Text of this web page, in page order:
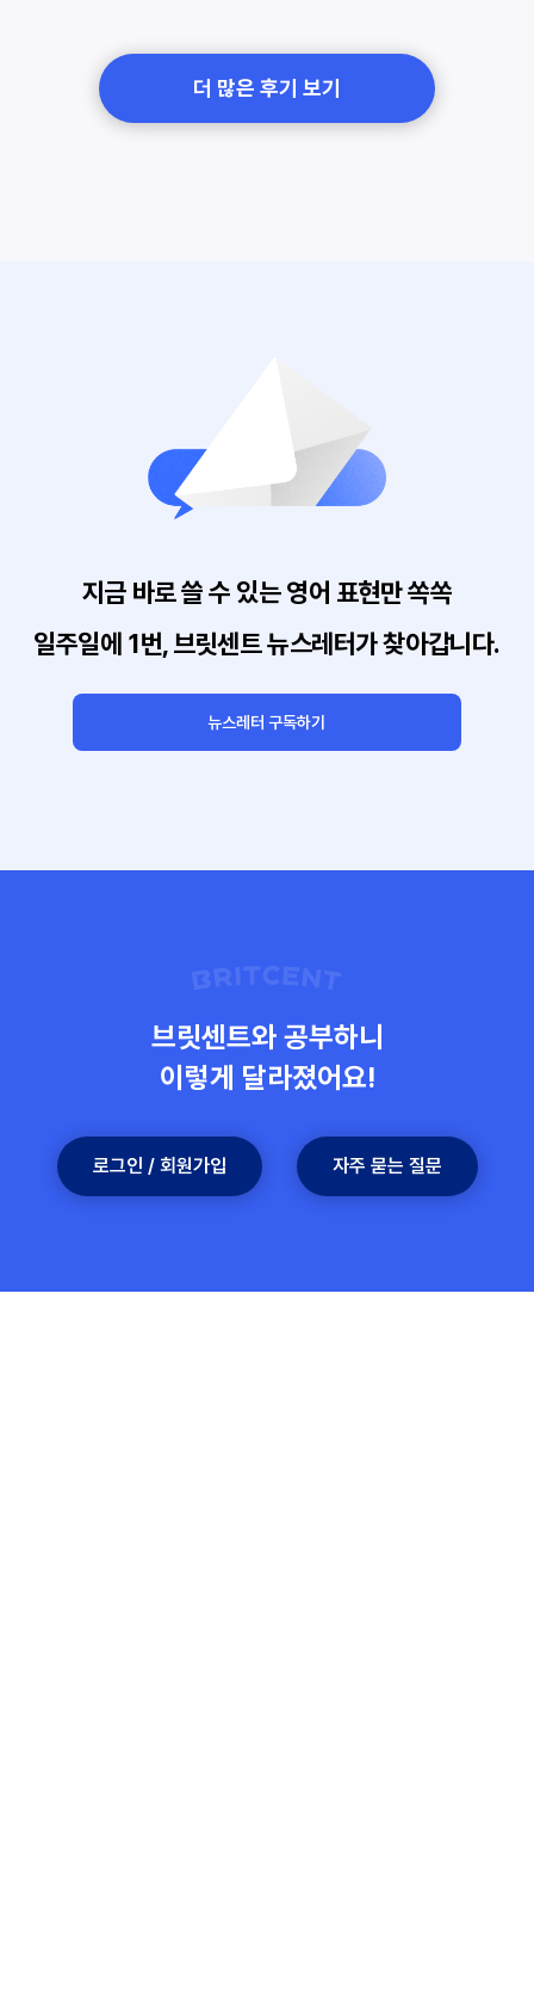
더 많은 후기 보기
지금 바로 쓸 수 있는 영어 표현만 쏙쏙
일주일에 1번, 브릿센트 뉴스레터가 찾아갑니다.
뉴스레터 구독하기
로그인 / 회원가입 자주 묻는 질문